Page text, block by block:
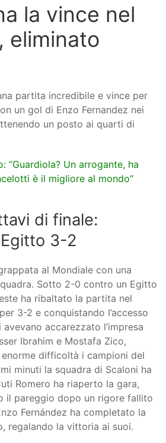
la vince nel
eliminato
partita incredibile e vince per
un gol di Enzo Fernandez nei
un posto ai quarti di
“Guardiola? Un arrogante, ha
è il migliore al mondo”
di finale:
3-2
al Mondiale con una
Sotto 2-0 contro un Egitto
ha ribaltato la partita nel
3-2 e conquistando l’accesso
accarezzato l’impresa
Ibrahim e Mostafa Zico,
difficoltà i campioni del
minuti la squadra di Scaloni ha
Romero ha riaperto la gara,
il pareggio dopo un rigore fallito
Fernández ha completato la
regalando la vittoria ai suoi.